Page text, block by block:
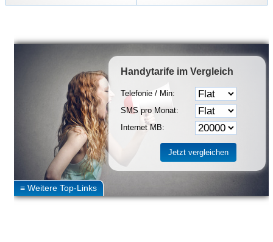
Handytarife im Vergleich
Telefonie / Min:
SMS pro Monat:
Internet MB: